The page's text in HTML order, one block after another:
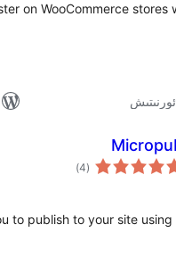
on WooCommerce stores
(4 ئومۇمىي
دەرىجە
)
to publish to your site using